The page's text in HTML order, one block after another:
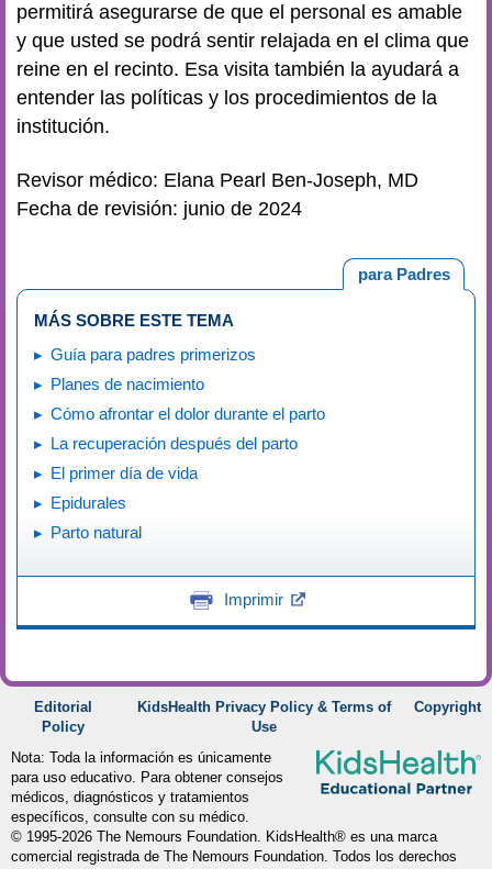
permitirá asegurarse de que el personal es amable
y que usted se podrá sentir relajada en el clima que
reine en el recinto. Esa visita también la ayudará a
entender las políticas y los procedimientos de la
institución.
Revisor médico: Elana Pearl Ben-Joseph, MD
Fecha de revisión: junio de 2024
para Padres
MÁS SOBRE ESTE TEMA
Guía para padres primerizos
Planes de nacimiento
Cómo afrontar el dolor durante el parto
La recuperación después del parto
El primer día de vida
Epidurales
Parto natural
Imprimir
Editorial
Policy
KidsHealth Privacy Policy & Terms of
Use
Copyright
Nota: Toda la información es únicamente
para uso educativo. Para obtener consejos
médicos, diagnósticos y tratamientos
específicos, consulte con su médico.
© 1995-2026 The Nemours Foundation. KidsHealth® es una marca
comercial registrada de The Nemours Foundation. Todos los derechos